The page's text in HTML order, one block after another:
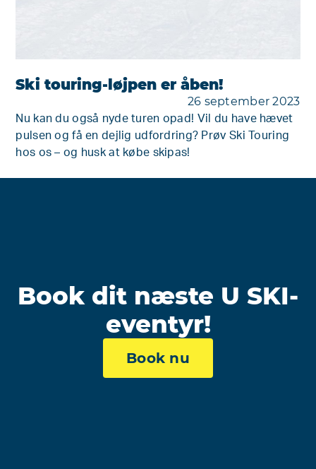
Ski touring-løjpen er åben!
26 september 2023
Nu kan du også nyde turen opad! Vil du have hævet
pulsen og få en dejlig udfordring? Prøv Ski Touring
hos os – og husk at købe skipas!
Book dit næste U SKI-
eventyr!
Book nu